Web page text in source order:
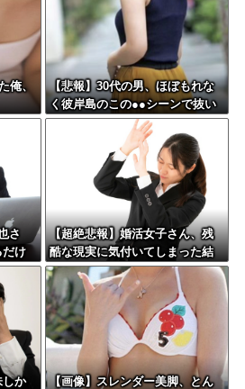
俺、
【悲報】30代の男、ほぼもれな
く彼岸島のこの●●シーンで抜い
てる件
さ
だけ
まう←
よ
【超絶悲報】婚活女子さん、残
酷な現実に気付いてしまった結
果…
しか
【画像】スレンダー美脚、とん